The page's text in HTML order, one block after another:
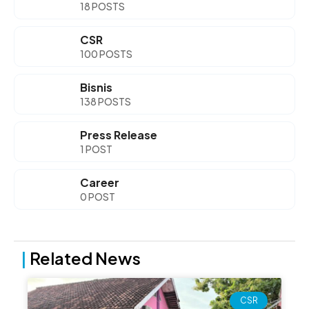
18 POSTS
CSR
100 POSTS
Bisnis
138 POSTS
Press Release
1 POST
Career
0 POST
| Related News
CSR
PagePagePage Page